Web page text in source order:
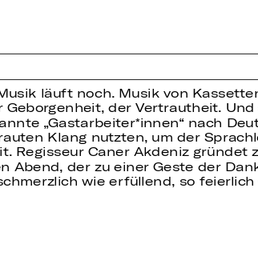
läuft noch. Musik von
der Vertrautheit.
„Gastarbeiter innen“ nach
Klang nutzten, um der
Regisseur Caner Akdeniz gründet
Abend, der zu einer Geste der
wie erfüllend, so